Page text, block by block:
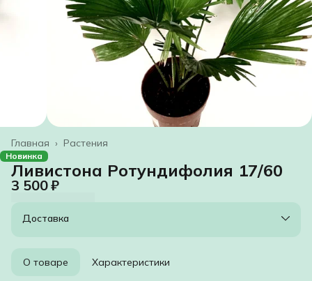
Растения
Главная ›
Новинка
Ливистона Ротундифолия 17/60
3 500 ₽
Доставка
О товаре Характеристики